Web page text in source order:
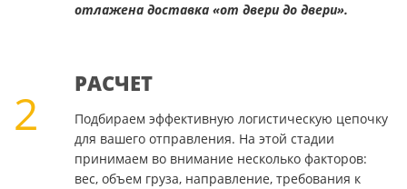
отлажена доставка «от двери до двери».
2
РАСЧЕТ
Подбираем эффективную логистическую цепочку
для вашего отправления. На этой стадии
принимаем во внимание несколько факторов:
вес, объем груза, направление, требования к